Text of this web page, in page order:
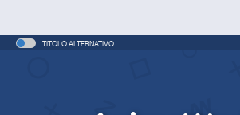
TITOLO ALTERNATIVO